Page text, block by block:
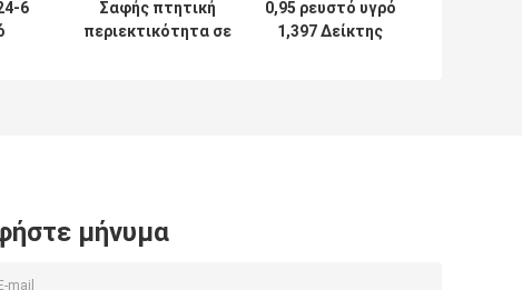
6
Σαφής πτητική
περιεκτικότητα σε
0,95 ρευστό υγρό
1,397 Δείκτης
μήνυμα